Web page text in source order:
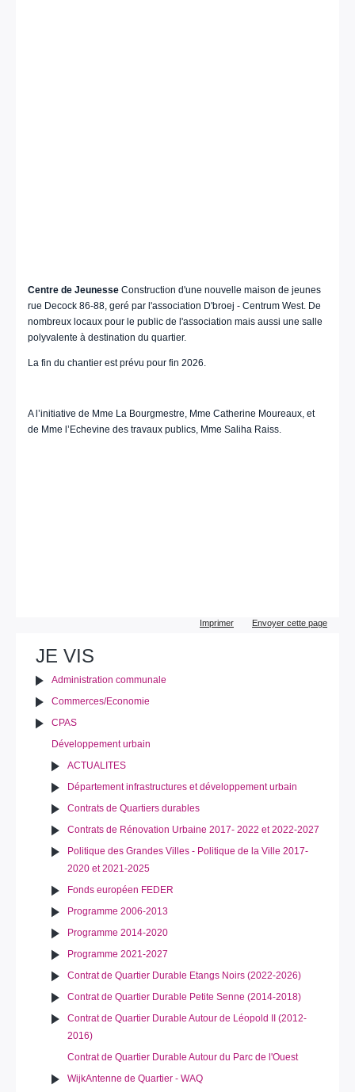
Centre de Jeunesse Construction d'une nouvelle maison de jeunes
rue Decock 86-88, geré par l'association D'broej - Centrum West. De
nombreux locaux pour le public de l'association mais aussi une salle
polyvalente à destination du quartier.
La fin du chantier est prévu pour fin 2026.
A l’initiative de Mme La Bourgmestre, Mme Catherine Moureaux, et
de Mme l’Echevine des travaux publics, Mme Saliha Raiss.
Imprimer Envoyer cette page
JE VIS
Administration communale
Commerces/Economie
CPAS
Développement urbain
ACTUALITES
Département infrastructures et développement urbain
Contrats de Quartiers durables
Contrats de Rénovation Urbaine 2017- 2022 et 2022-2027
Politique des Grandes Villes - Politique de la Ville 2017-
2020 et 2021-2025
Fonds européen FEDER
Programme 2006-2013
Programme 2014-2020
Programme 2021-2027
Contrat de Quartier Durable Etangs Noirs (2022-2026)
Contrat de Quartier Durable Petite Senne (2014-2018)
Contrat de Quartier Durable Autour de Léopold II (2012-
2016)
Contrat de Quartier Durable Autour du Parc de l'Ouest
WijkAntenne de Quartier - WAQ